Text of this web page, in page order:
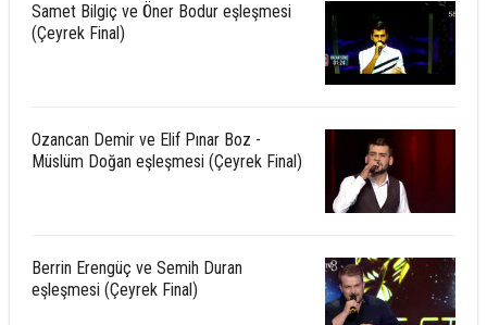
Samet Bilgiç ve Öner Bodur eşleşmesi
(Çeyrek Final)
Ozancan Demir ve Elif Pınar Boz -
Müslüm Doğan eşleşmesi (Çeyrek Final)
Berrin Erengüç ve Semih Duran
eşleşmesi (Çeyrek Final)